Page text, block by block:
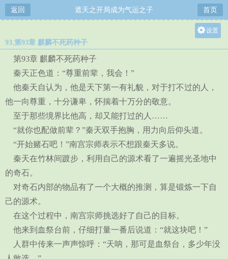
返回 遮天之开局成为气运之子 首页
设置
小
93.第93章 麒麟不死药种子
第93章 麒麟不死药种子
秦天正色道：“尊重前辈，我会！”
他秦天自认为，他是天下第一有礼貌，对于打不过的人，
他一向尊重，十分谦卑，怀揣着十万分的敬意。
至于那些境界比他高，却又能打过的人……
“就你也配做前辈？”秦天双手抱胸，用力向后仰头道。
“开始赌石吧！”南宫宗师表示不想跟秦天多说。
秦天在竹林间踱步，利用自己的源术看了一遍摇光圣地中
的奇石。
对奇石内部的物品有了一个大概的推测，算是锻炼一下自
己的源术。
在这个过程中，南宫宗师挑选好了自己的目标。
他来到血祭台前，仔细打量一番后说道：“就这块吧！”
人群中传来一声声惊呼：“天呐，那可是血祭台，多少年没